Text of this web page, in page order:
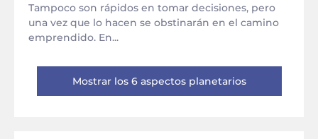
Tampoco son rápidos en tomar decisiones, pero
una vez que lo hacen se obstinarán en el camino
emprendido. En...
Mostrar los 6 aspectos planetarios